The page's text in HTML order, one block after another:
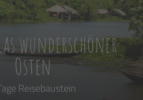
wunderschöner
Osten
Reisebaustein